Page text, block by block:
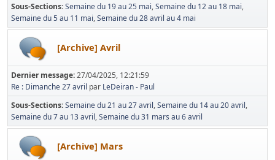
Sous-Sections Semaine du 19 au 25 mai Semaine du 12 au 18 mai
Semaine du 5 au 11 mai Semaine du 28 avril au 4 mai
[Archive] Avril
Dernier message:27/04/2025, 12:21:59
Re : Dimanche 27 avril par LeDeiran - Paul
Sous-Sections Semaine du 21 au 27 avril Semaine du 14 au 20 avril
Semaine du 7 au 13 avril Semaine du 31 mars au 6 avril
[Archive] Mars